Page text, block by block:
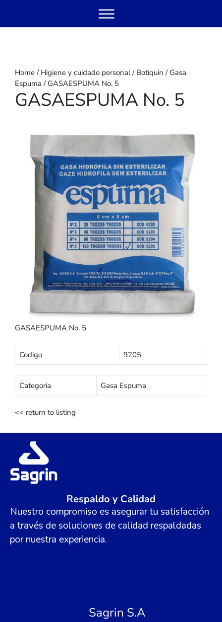
content
Home/ Higiene y cuidado personal/ Botiquin / Gasa
Espuma / GASAESPUMA No. 5
GASAESPUMA No. 5
GASAESPUMA No. 5
Codigo 9205
Categoria Gasa Espuma
<< return to listing
Respaldo y Calidad
Nuestro compromiso es asegurar tu satisfacción
a través de soluciones de calidad respaldadas
por nuestra experiencia.
Sagrin S.A